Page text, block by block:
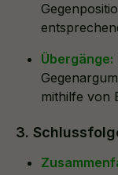
Übergänge:
mithilfe von
3.